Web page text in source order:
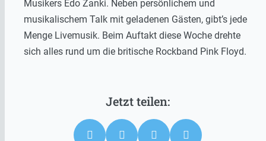
Musikers Edo Zanki. Neben persönlichem und
musikalischem Talk mit geladenen Gästen, gibt’s jede
Menge Livemusik. Beim Auftakt diese Woche drehte
sich alles rund um die britische Rockband Pink Floyd.